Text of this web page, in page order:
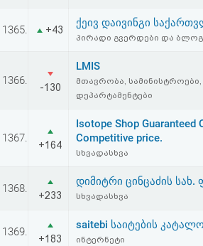
HTML
სალიცენზიო
შეთანხმება
პასუხისმგებლობის
1365. +43
ქეივ დაივინგი
პირადი გვერდები და
1366.
-130
LMIS
მთავრობა, სამინისტროები,
დეპარტამენტები
1367.
+164
Isotope Shop Guaranteed
Competitive price.
სხვადასხვა
1368.
+233
დიმიტრი ცინცაძის სახ.
სხვადასხვა
1369.
+183
saitebi საიტების
ინტერნეტი